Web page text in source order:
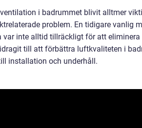
i badrummet blivit alltmer
problem. En tidigare vanlig
var inte alltid tillräckligt för att
till att förbättra luftkvaliteten i
installation och underhåll.